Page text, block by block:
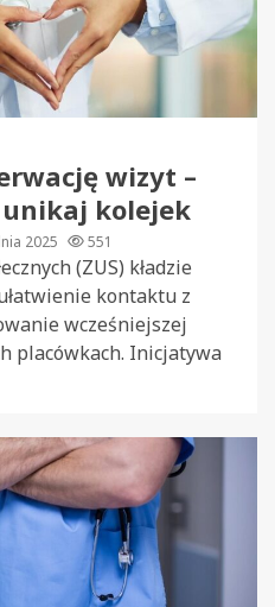
wizyt –
unikaj kolejek
2025 551
(ZUS) kładzie
kontaktu z
wcześniejszej
placówkach. Inicjatywa